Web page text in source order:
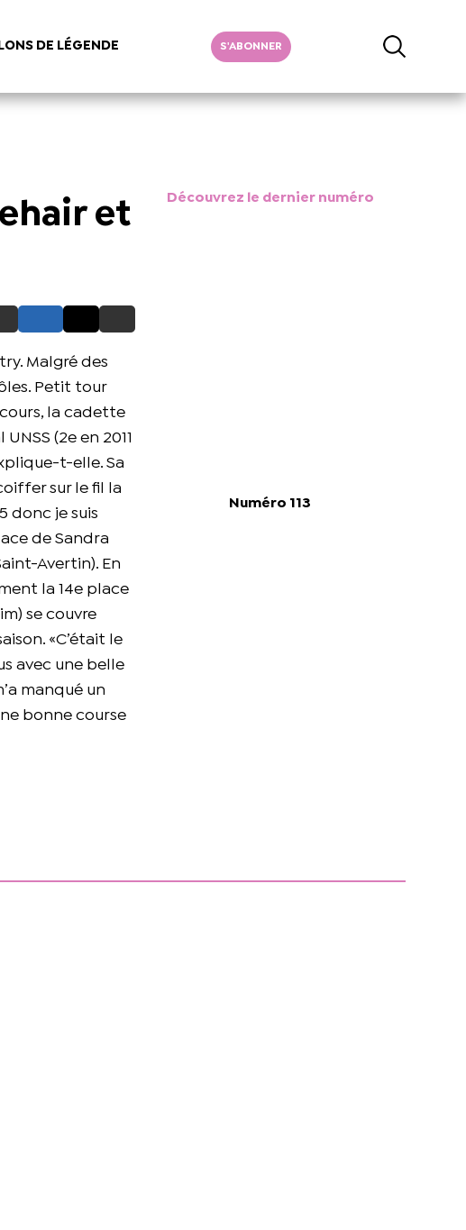
DE LÉGENDE S'ABONNER
et
Malgré des
Petit tour
la cadette
(2e en 2011
t-elle. Sa
sur le fil la
donc je suis
de Sandra
Avertin). En
la 14e place
se couvre
«C’était le
avec une belle
manqué un
bonne course
Découvrez le dernier numéro
Numéro 113